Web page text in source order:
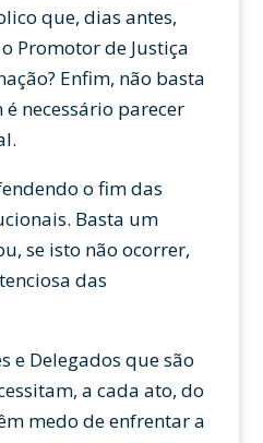
que, dias antes,
Promotor de Justiça
Enfim, não basta
necessário parecer
o fim das
Basta um
se isto não ocorrer,
das
e Delegados que são
a cada ato, do
medo de enfrentar a